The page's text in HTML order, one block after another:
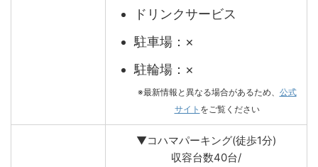
ドリンクサービス
駐車場：×
駐輪場：×
※最新情報と異なる場合があるため、 公式
サイト をご覧ください
▼コハマパーキング(徒歩1分)
収容台数40台/